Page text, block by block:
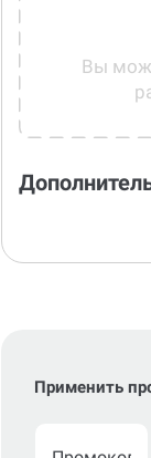
Вы
Применить